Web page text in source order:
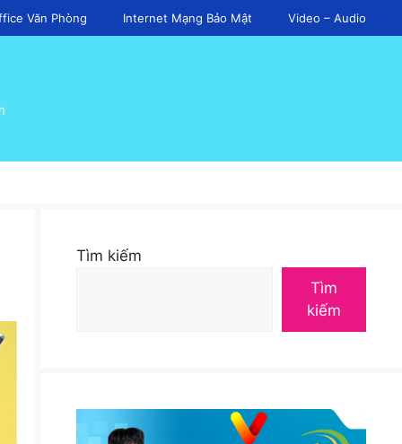
Văn Phòng Internet Mạng Bảo Mật Video – Audio
Tìm kiếm
Tìm
kiếm